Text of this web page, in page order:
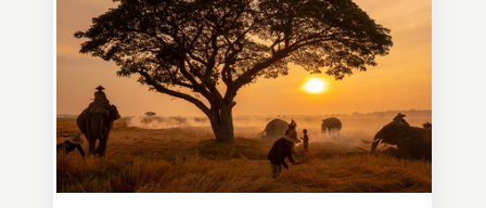
и запоминающееся :)